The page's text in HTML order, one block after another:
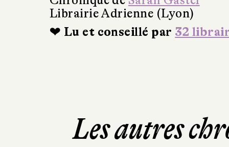
Librairie Adrienne (Lyon)
❤ Lu et conseillé par 32
Les autres